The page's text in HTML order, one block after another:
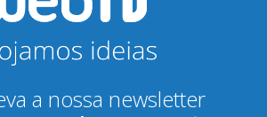
a nossa newsletter